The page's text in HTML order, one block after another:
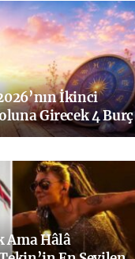
İkinci
Girecek 4 Burç
Ama Hâlâ